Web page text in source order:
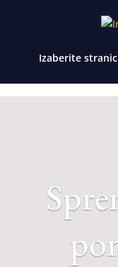
Izaberite